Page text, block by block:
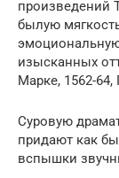
произведений
былую
изысканных
Марке, 1562-
Суровую
придают как
вспышки